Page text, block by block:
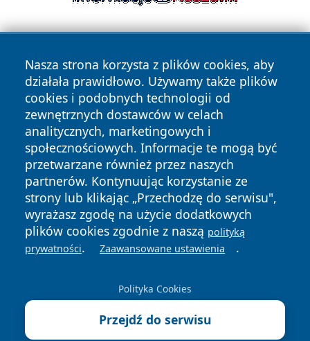
Nasza strona korzysta z plików cookies, aby
działała prawidłowo. Używamy także plików
cookies i podobnych technologii od
zewnętrznych dostawców w celach
analitycznych, marketingowych i
społecznościowych. Informacje te mogą być
przetwarzane również przez naszych
partnerów. Kontynuując korzystanie ze
strony lub klikając „Przechodzę do serwisu",
wyrażasz zgodę na użycie dodatkowych
plików cookies zgodnie z naszą polityką
prywatności. Zaawansowane ustawienia .
Polityka Cookies
Przejdź do serwisu
Copyright © 2026 wpruszkowie.pl Wszystkie prawa
zastrzeżone.
News Autorzy
Polityka
Prywatności
Polityka
Cookies